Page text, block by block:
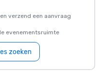
verzend een aanvraag
evenementsruimte
zoeken